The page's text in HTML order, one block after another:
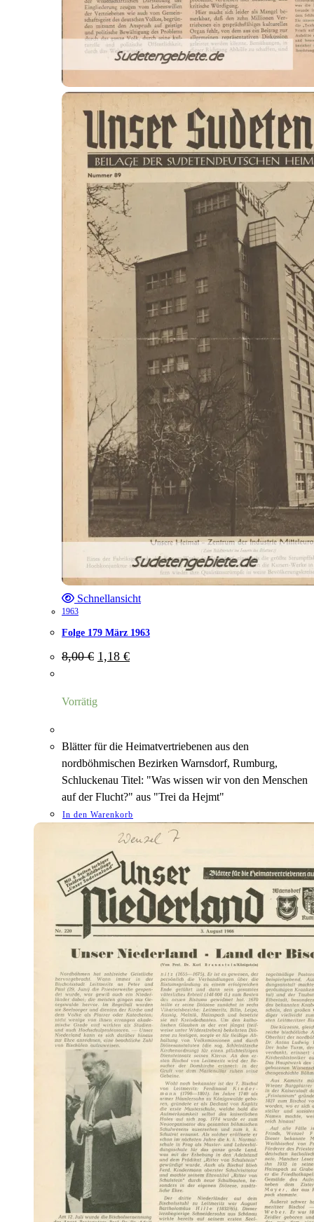
Schnellansicht
1963
Folge 179 März 1963
8,00€ Ursprünglicher
Preis
1,18 €Aktueller
Preis
Vorrätig
Blätter für die Heimatvertriebenen aus den
nordböhmischen Bezirken Warnsdorf, Rumburg,
Schluckenau Titel: "Was wissen wir von den Menschen
auf der Flucht?" aus "Trei da Hejmt"
In den Warenkorb